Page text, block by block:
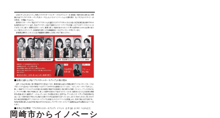
岡崎市からイノベーシ